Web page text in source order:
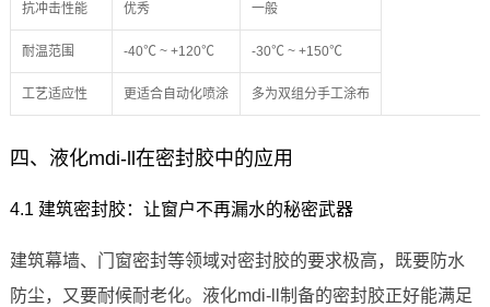
抗冲击性能 优秀 一般
耐温范围 -40℃ ~ +120℃ -30℃ ~ +150℃
工艺适应性 更适合自动化喷涂 多为双组分手工涂布
四、液化mdi-ll在密封胶中的应用
4.1 建筑密封胶：让窗户不再漏水的秘密武器
建筑幕墙、门窗密封等领域对密封胶的要求极高，既要防水
防尘，又要耐候耐老化。液化mdi-ll制备的密封胶正好能满足